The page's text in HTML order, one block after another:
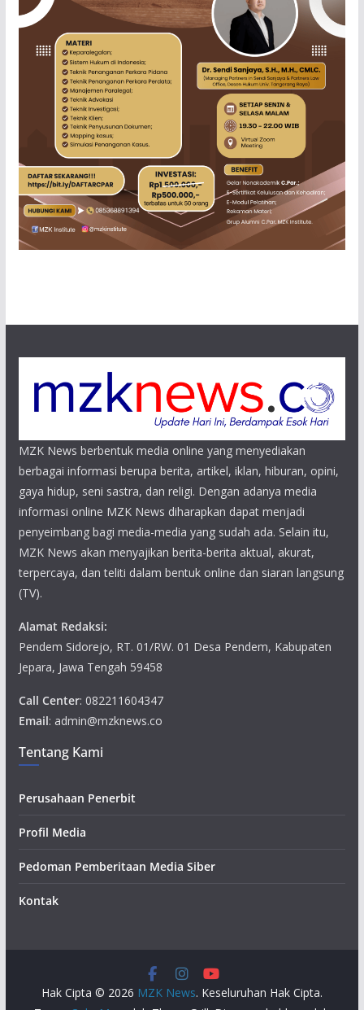
MZK News berbentuk media online yang menyediakan
berbagai informasi berupa berita, artikel, iklan, hiburan, opini,
gaya hidup, seni sastra, dan religi. Dengan adanya media
informasi online MZK News diharapkan dapat menjadi
penyeimbang bagi media-media yang sudah ada. Selain itu,
MZK News akan menyajikan berita-berita aktual, akurat,
terpercaya, dan teliti dalam bentuk online dan siaran langsung
(TV).
Alamat Redaksi:
Pendem Sidorejo, RT. 01/RW. 01 Desa Pendem, Kabupaten
Jepara, Jawa Tengah 59458
Call Center: 082211604347
Email: admin@mzknews.co
Tentang Kami
Perusahaan Penerbit
Profil Media
Pedoman Pemberitaan Media Siber
Kontak
Hak Cipta © 2026 MZK News. Keseluruhan Hak Cipta.